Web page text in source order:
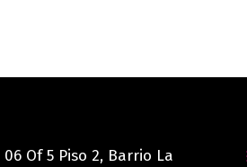
Of 5 Piso 2, Barrio La